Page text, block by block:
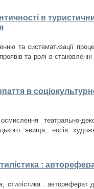
в
та систематизації
та ролі в становленні
в
театрально-
явища, носія
:
стилістика : автореферат